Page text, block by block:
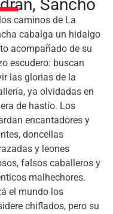
Sancho
caminos de La
cabalga un hidalgo
acompañado de su
escudero: buscan
las glorias de la
ya olvidadas en
de hastío. Los
encantadores y
doncellas
y leones
falsos caballeros y
malhechores.
el mundo los
chiflados, pero su